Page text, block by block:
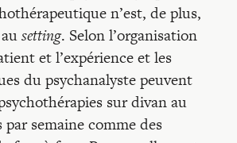
n’est, de plus,
ausetting. Selon l’organisation
et l’expérience et les
du psychanalyste peuvent
sur divan au
semaine comme des